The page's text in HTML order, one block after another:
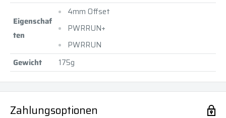
Eigenschaf
ten
4mm Offset
PWRRUN+
PWRRUN
Gewicht
175g
Zahlungsoptionen